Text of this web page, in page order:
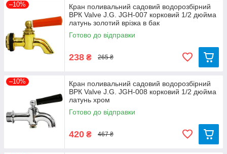
–10%
Кран поливальний садовий водорозбірний
ВРК Valve J.G. JGH-007 корковий 1/2 дюйма
латунь золотий врізка в бак
Готово до відправки
238 ₴ 265 ₴
–10%
Кран поливальний садовий водорозбірний
ВРК Valve J.G. JGH-008 корковий 1/2 дюйма
латунь хром
Готово до відправки
420 ₴ 467 ₴